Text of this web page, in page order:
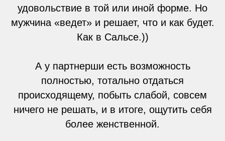
удовольствие в той или иной форме. Но
мужчина «ведет» и решает, что и как будет.
Как в Сальсе.))
А у партнерши есть возможность
полностью, тотально отдаться
происходящему, побыть слабой, совсем
ничего не решать, и в итоге, ощутить себя
более женственной.